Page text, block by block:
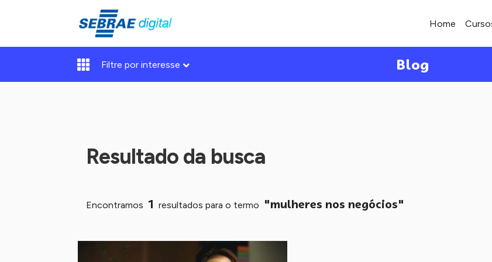
Home
Filtre por interesse Blog
Resultado da busca
Encontramos 1 resultados para o termo "mulheres nos negócios"